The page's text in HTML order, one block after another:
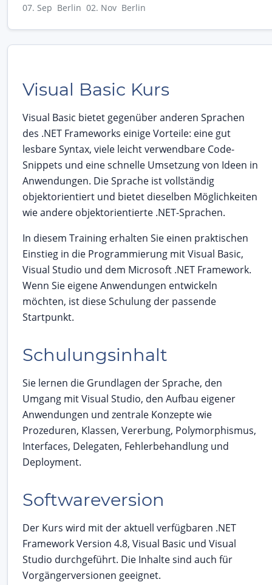
07. Sep Berlin 02. Nov Berlin
Visual Basic Kurs
Visual Basic bietet gegenüber anderen Sprachen
des .NET Frameworks einige Vorteile: eine gut
lesbare Syntax, viele leicht verwendbare Code-
Snippets und eine schnelle Umsetzung von Ideen in
Anwendungen. Die Sprache ist vollständig
objektorientiert und bietet dieselben Möglichkeiten
wie andere objektorientierte .NET-Sprachen.
In diesem Training erhalten Sie einen praktischen
Einstieg in die Programmierung mit Visual Basic,
Visual Studio und dem Microsoft .NET Framework.
Wenn Sie eigene Anwendungen entwickeln
möchten, ist diese Schulung der passende
Startpunkt.
Schulungsinhalt
Sie lernen die Grundlagen der Sprache, den
Umgang mit Visual Studio, den Aufbau eigener
Anwendungen und zentrale Konzepte wie
Prozeduren, Klassen, Vererbung, Polymorphismus,
Interfaces, Delegaten, Fehlerbehandlung und
Deployment.
Softwareversion
Der Kurs wird mit der aktuell verfügbaren .NET
Framework Version 4.8, Visual Basic und Visual
Studio durchgeführt. Die Inhalte sind auch für
Vorgängerversionen geeignet.